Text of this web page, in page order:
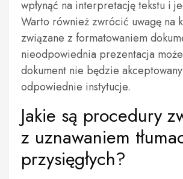
wpłynąć na interpretację tekstu i
Warto również zwrócić uwagę na
związane z formatowaniem
nieodpowiednia prezentacja
dokument nie będzie
odpowiednie instytucje.
Jakie są procedury
z uznawaniem
przysięgłych?